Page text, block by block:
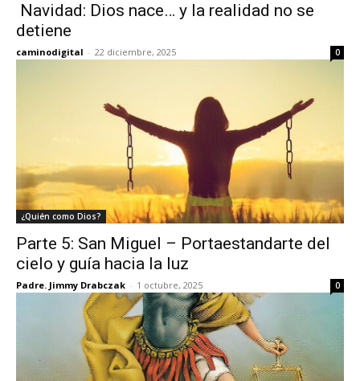
Navidad: Dios nace… y la realidad no se
detiene
caminodigital - 22 diciembre, 2025 0
¿Quién como Dios?
Parte 5: San Miguel – Portaestandarte del
cielo y guía hacia la luz
Padre. Jimmy Drabczak - 1 octubre, 2025 0